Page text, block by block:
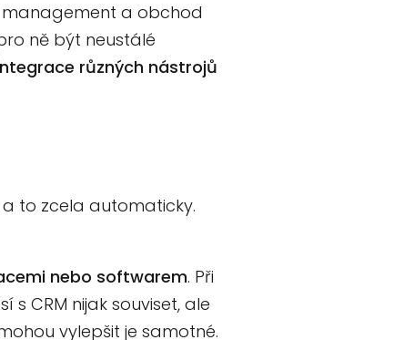
management a obchod
ně být neustálé
různých nástrojů
to zcela automaticky.
nebo softwarem. Při
CRM nijak souviset, ale
vylepšit je samotné.